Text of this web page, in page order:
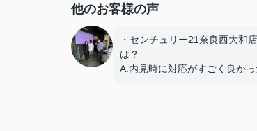
他のお客様の声
・センチュリー21奈良西大和
は？
A.内見時に対応がすごく良かっ